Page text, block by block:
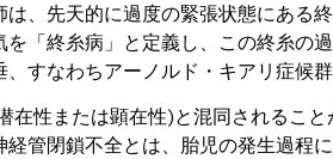
、先天的に過度の緊張状態にある
「終糸病」と定義し、この終糸の
すなわちアーノルド・キアリ症候
在性または顕在性)と混同されるこ
管閉鎖不全とは、胎児の発生過程